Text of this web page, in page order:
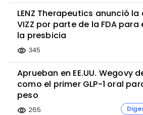
LENZ Therapeutics anunció
VIZZ por parte de la FDA
la presbicia
visibility 345
Aprueban en EE.UU. Wegovy
como el primer GLP-1 oral
peso
visibility 265